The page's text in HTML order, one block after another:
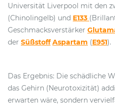
Universität Liverpool mit den
(Chinolingelb) und E133
Geschmacksverstärker
der Süßstoff Aspartam (E951).
Das Ergebnis: Die schädliche
das Gehirn (Neurotoxizität)
erwarten wäre, sondern